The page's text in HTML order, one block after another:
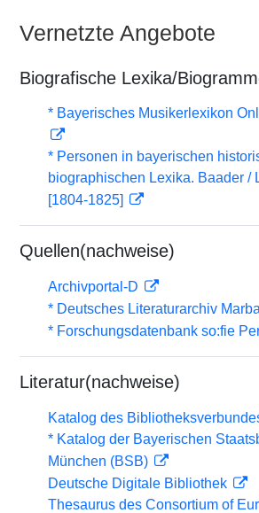
Vernetzte Angebote
Biografische Lexika/
* Bayerisches Musikerlexikon
* Personen in bayerischen
biographischen Lexika. Baader /
[1804-1825]
Quellen(nachweise)
Archivportal-D
* Deutsches Literaturarchiv
* Forschungsdatenbank so:fie
Literatur(nachweise)
Katalog des
* Katalog der Bayerischen
München (BSB)
Deutsche Digitale Bibliothek
Thesaurus des Consortium of